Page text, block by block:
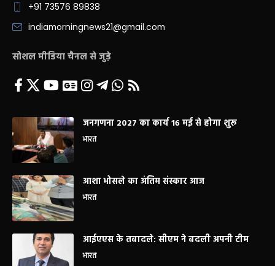
+91 73576 89838
indiamorningnews21@gmail.com
सोशल मीडिया चैनल से जुड़े
जनगणना 2027 का कार्य 16 मई से होगा शुरू
भारत
आशा भोसले का अंतिम संस्कार आज
भारत
आईएएस के तबादले: सीएम ने बदली अपनी टीम
भारत